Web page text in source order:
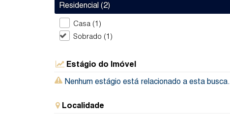
Residencial (2)
Casa (1)
Sobrado (1)
Estágio do Imóvel
Nenhum estágio está relacionado a esta busca.
Localidade